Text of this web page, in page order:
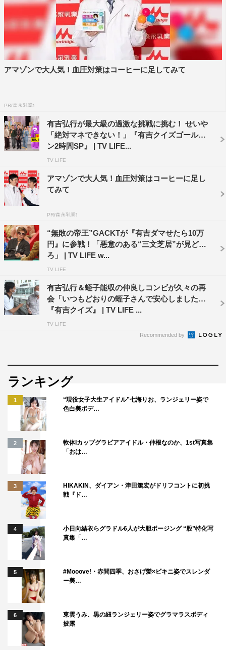
オファーで“あざとい女”を怪演。さらに、松本まりかが
「どうしても見せたい“地上波初披露”の物」をスタッフの
元へ持参する。
山里亮太（南海キャンディーズ）コメント
初回収録は楽しかったですね～！スゴいものをたくさん見
ることができました!!有吉さんがレギュラー放送第1回のゲ
ストだと発表されたときから、世の皆さんも「どうなるん
だ!?」とザワついたじゃないですか。その思いにシッカリ
とお応えできてるんじゃないかな、と思います。収録中は
田中さんと弘中さんに緊張感があって、すごく新鮮でし
た！しかも「どんな女性にグッとくるか」というテーマを
有吉さんにぶつける違和感（笑）。収録前は「それってア
吉さんが終始ニコニコしていて、楽しんでくださったので
良かったです。
今回は視聴者の皆さんにも、有吉さんの女性に対するツボ
がどこにあるのか、初めて知っていただける貴重な回。さ
らに、有吉さんが《あざとさ》を学ぼうとする姿勢を見せ
る珍しい光景もあって、とにかく見どころが大渋滞してま
す！もしまた来ていただけるなら、有吉さんを迎えての第
2弾もお届けしたいです。可能なら、いつか“人たらし”の
いうのも以前、総理大臣になる前の菅義偉さんとロケでご
一緒したんですが、そのときに菅さんがガチガチの僕に
「山ちゃん、いつも見てるよ」と声をかけてくださったん
です。絶対見てないはずなのに…！（笑）「《あざとさ》
って武器としてものすごいんだ」と証明するためにも、よ
田中みな実 コメント
有吉さんとは長いこと他局の番組でご一緒していますが、
私はそこでは進行役を担っていますし、あざとい振る舞い
が望まれていないことも十分に理解しているので、抑えて
アマゾンで大人気！血圧対策はコーヒーに足してみて
PR(森永乳業)
有吉弘行が最大級の過激な挑戦に挑む！ せいや
「絶対マネできない！」『有吉クイズゴールデ
ン2時間SP』 | TV LIFE...
TV LIFE
アマゾンで大人気！血圧対策はコーヒーに足し
てみて
PR(森永乳業)
“無敗の帝王”GACKTが『有吉ダマせたら10万
円』に参戦！「悪意のある“三文芝居”が見どこ
ろ」 | TV LIFE w...
TV LIFE
有吉弘行＆蛭子能収の仲良しコンビが久々の再
会「いつもどおりの蛭子さんで安心しました」
『有吉クイズ』 | TV LIFE ...
TV LIFE
Recommended by
ランキング
1
“現役女子大生アイドル”七海りお、ランジェリー姿で
色白美ボデ…
2
軟体Iカップグラビアアイドル・仲根なのか、1st写真集
「おは…
3
HIKAKIN、ダイアン・津田篤宏がドリフコントに初挑
戦『ド…
4
小日向結衣らグラドル6人が大胆ポージング “股”特化写
真集「…
5
#Mooove!・赤間四季、おさげ髪×ビキニ姿でスレンダ
ー美…
6
東雲うみ、黒の紐ランジェリー姿でグラマラスボディ
披露